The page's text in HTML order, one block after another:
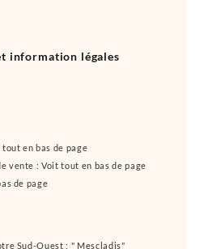
information légales
en bas de page
vente : Voit tout en bas de page
de page
Sud-Ouest : " Mescladis"